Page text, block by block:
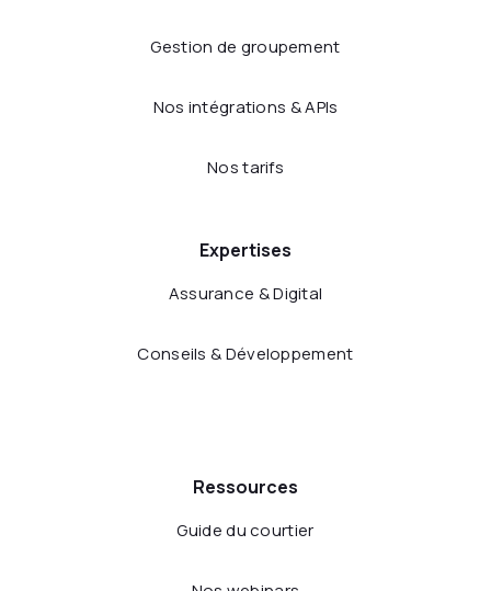
Gestion de groupement
Nos intégrations & APIs
Nos tarifs
Expertises
Assurance & Digital
Conseils & Développement
Ressources
Guide du courtier